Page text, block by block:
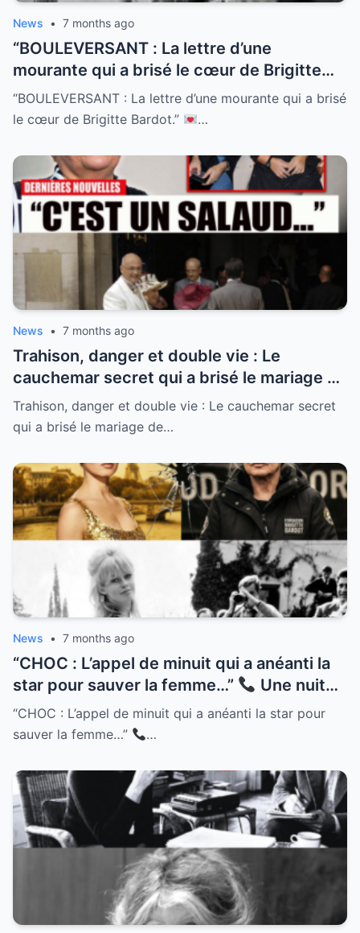
News • 7 months ago
“BOULEVERSANT : La lettre d’une
mourante qui a brisé le cœur de Brigitte
Bardot.”
À 53 ans, Brigitte pensait avoir
tout vu, tout vécu. Mais cette enveloppe
qu’elle n’oubliera jamais. “Vous avez sauvé
ma vie il y a 25 ans.” Découvrez l’histoire
de Claire, l’inconnue qui a montré à la star
que sa vie, malgré les échecs, avait un
sens sacré.
“BOULEVERSANT : La lettre d’une mourante qui a brisé
le cœur de Brigitte Bardot.”
…
News • 7 months ago
Trahison, danger et double vie : Le
cauchemar secret qui a brisé le mariage de
Mimie Mathy et Benoist Gérard
Trahison, danger et double vie : Le cauchemar secret
qui a brisé le mariage de…
News • 7 months ago
“CHOC : L’appel de minuit qui a anéanti la
star pour sauver la femme…”
Une nuit
froide de décembre 1973, à la Madrague.
Brigitte Bardot raccroche le téléphone và
bắt đầu lại. Pourquoi a-t-elle décidé, à 39
ans và đang ở đỉnh cao vinh quang, de tout
plaquer en un instant ? Cái giá của sự nổi
tiếng đã trở nên quá đắt. Découvrez le
secret de cette nuit où “B.B.” est morte
pour laisser place à Brigitte.
“CHOC : L’appel de minuit qui a anéanti la star pour
sauver la femme…”
…